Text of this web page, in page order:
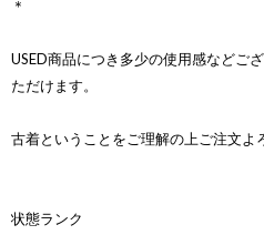
＊
USED商品につき多少の使用感などご
ただけます。
古着ということをご理解の上ご注文よ
状態ランク